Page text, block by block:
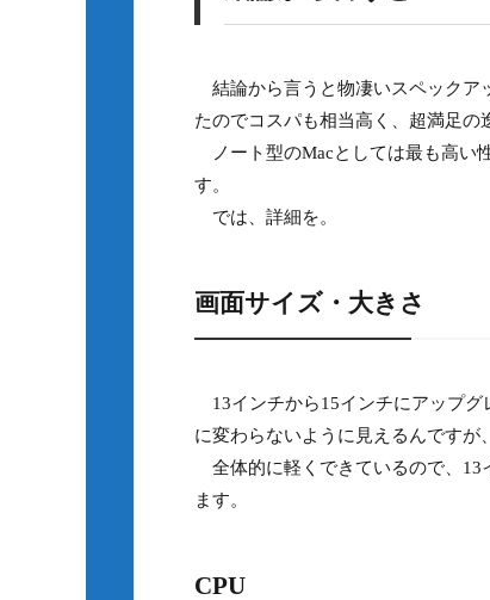
結論から言うと物凄いスペックア
たのでコスパも相当高く、超満足の
ノート型のMacとしては最も高い
す。
では、詳細を。
画面サイズ・大きさ
13インチから15インチにアップグ
に変わらないように見えるんですが
全体的に軽くできているので、13
ます。
CPU